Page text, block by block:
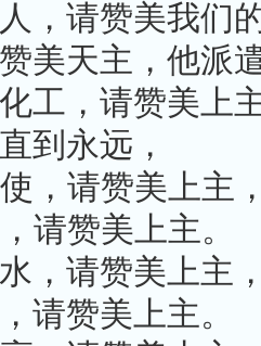
，请赞美我们
美天主，他派
工，请赞美上
到永远，
，请赞美上主
请赞美上主。
，请赞美上主
请赞美上主。